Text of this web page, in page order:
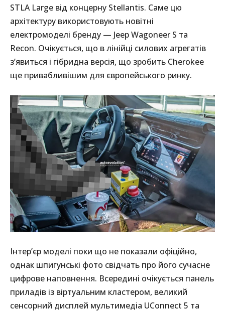
STLA Large від концерну Stellantis. Саме цю
архітектуру використовують новітні
електромоделі бренду — Jeep Wagoneer S та
Recon. Очікується, що в лінійці силових агрегатів
з’явиться і гібридна версія, що зробить Cherokee
ще привабливішим для європейського ринку.
Інтер’єр моделі поки що не показали офіційно,
однак шпигунські фото свідчать про його сучасне
цифрове наповнення. Всередині очікується панель
приладів із віртуальним кластером, великий
сенсорний дисплей мультимедіа UConnect 5 та